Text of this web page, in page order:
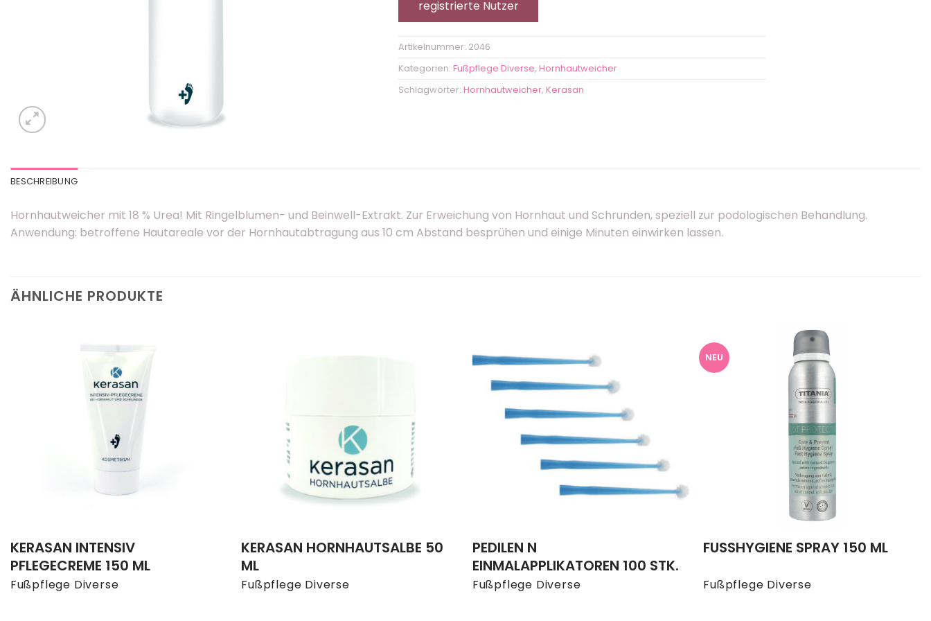
registrierte Nutzer
Artikelnummer: 2046
Kategorien: Fußpflege Diverse, Hornhautweicher
Schlagwörter: Hornhautweicher, Kerasan
BESCHREIBUNG
Hornhautweicher mit 18 % Urea! Mit Ringelblumen- und Beinwell-Extrakt. Zur Erweichung von Hornhaut und Schrunden, speziell zur podologischen Behandlung.
Anwendung: betroffene Hautareale vor der Hornhautabtragung aus 10 cm Abstand besprühen und einige Minuten einwirken lassen.
ÄHNLICHE PRODUKTE
Fußpflege Diverse
KERASAN INTENSIV
PFLEGECREME 150 ML
Fußpflege Diverse
KERASAN HORNHAUTSALBE 50
ML
Fußpflege Diverse
PEDILEN N
EINMALAPPLIKATOREN 100 STK.
NEU
Fußpflege Diverse
FUSSHYGIENE SPRAY 150 ML